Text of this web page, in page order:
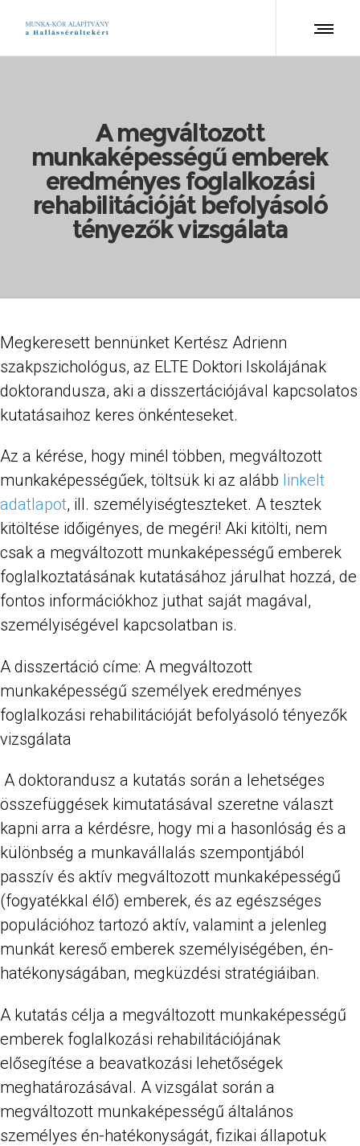
A megváltozott
munkaképességű emberek
eredményes foglalkozási
rehabilitációját befolyásoló
tényezők vizsgálata
Megkeresett bennünket Kertész Adrienn
szakpszichológus, az ELTE Doktori Iskolájának
doktorandusza, aki a disszertációjával kapcsolatos
kutatásaihoz keres önkénteseket.
Az a kérése, hogy minél többen, megváltozott
munkaképességűek, töltsük ki az alább linkelt
adatlapot, ill. személyiségteszteket. A tesztek
kitöltése időigényes, de megéri! Aki kitölti, nem
csak a megváltozott munkaképességű emberek
foglalkoztatásának kutatásához járulhat hozzá, de
fontos információkhoz juthat saját magával,
személyiségével kapcsolatban is.
A disszertáció címe: A megváltozott
munkaképességű személyek eredményes
foglalkozási rehabilitációját befolyásoló tényezők
vizsgálata
A doktorandusz a kutatás során a lehetséges
összefüggések kimutatásával szeretne választ
kapni arra a kérdésre, hogy mi a hasonlóság és a
különbség a munkavállalás szempontjából
passzív és aktív megváltozott munkaképességű
(fogyatékkal élő) emberek, és az egészséges
populációhoz tartozó aktív, valamint a jelenleg
munkát kereső emberek személyiségében, én-
hatékonyságában, megküzdési stratégiáiban.
A kutatás célja a megváltozott munkaképességű
emberek foglalkozási rehabilitációjának
elősegítése a beavatkozási lehetőségek
meghatározásával. A vizsgálat során a
megváltozott munkaképességű általános
személyes én-hatékonyságát, fizikai állapotuk